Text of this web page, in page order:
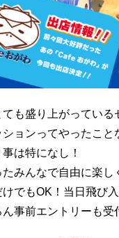
も盛り上がっている
ションってやったこ
は特になし！
みんなで自由に楽し
けでもOK！当日飛び
ん事前エントリーも